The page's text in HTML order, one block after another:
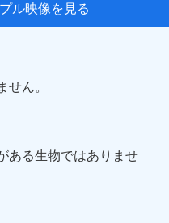
ル映像を見る
せん。
ある生物ではありませ